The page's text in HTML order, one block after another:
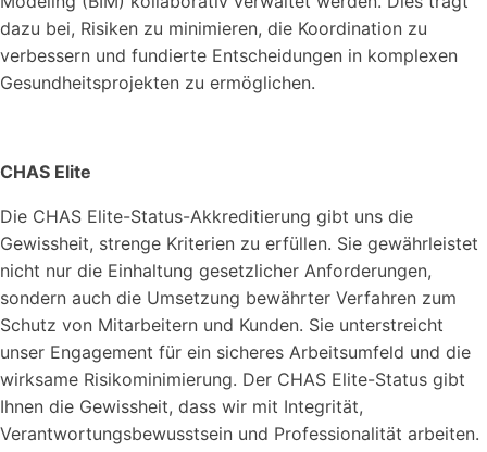
dazu bei, Risiken zu minimieren, die Koordination zu
verbessern und fundierte Entscheidungen in komplexen
Gesundheitsprojekten zu ermöglichen.
CHAS Elite
Die CHAS Elite-Status-Akkreditierung gibt uns die
Gewissheit, strenge Kriterien zu erfüllen. Sie gewährleistet
nicht nur die Einhaltung gesetzlicher Anforderungen,
sondern auch die Umsetzung bewährter Verfahren zum
Schutz von Mitarbeitern und Kunden. Sie unterstreicht
unser Engagement für ein sicheres Arbeitsumfeld und die
wirksame Risikominimierung. Der CHAS Elite-Status gibt
Ihnen die Gewissheit, dass wir mit Integrität,
Verantwortungsbewusstsein und Professionalität arbeiten.